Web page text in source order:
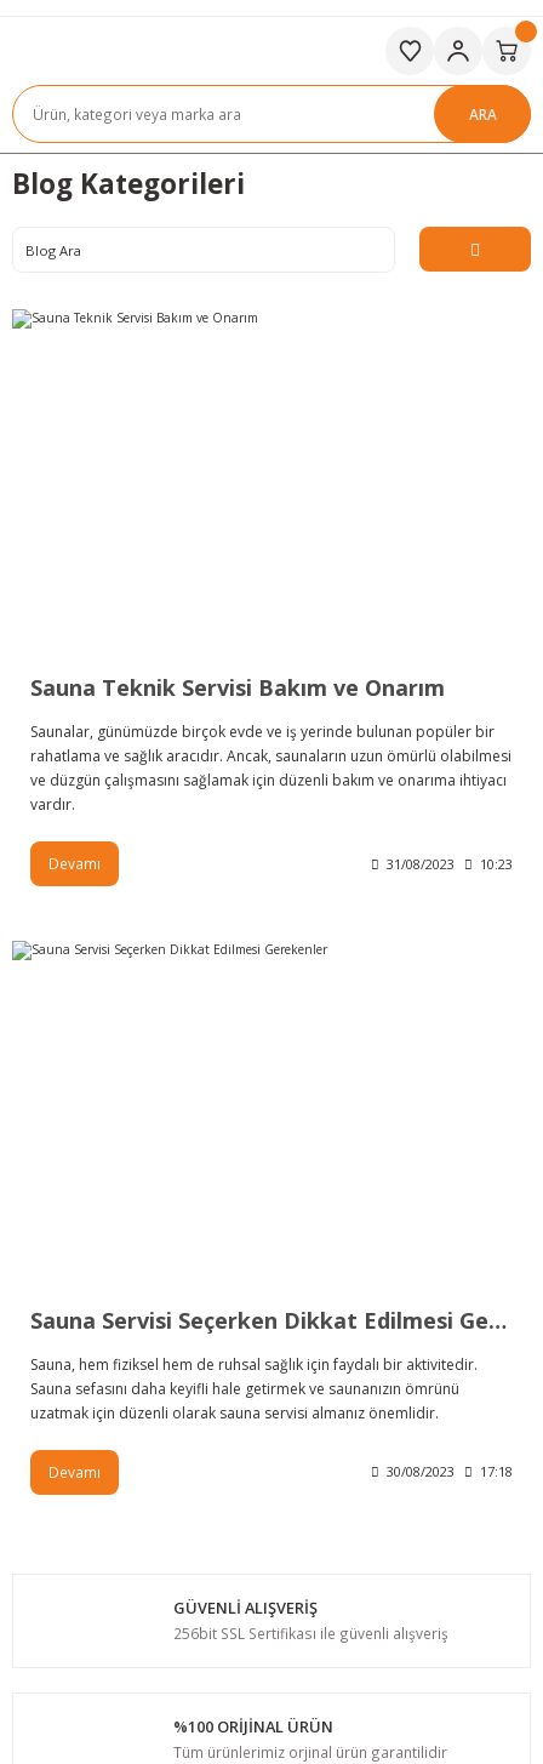
ARA
Blog Kategorileri
Sauna Teknik Servisi Bakım ve Onarım
Saunalar, günümüzde birçok evde ve iş yerinde bulunan popüler bir
rahatlama ve sağlık aracıdır. Ancak, saunaların uzun ömürlü olabilmesi
ve düzgün çalışmasını sağlamak için düzenli bakım ve onarıma ihtiyacı
vardır.
Devamı 31/08/2023 10:23
Sauna Servisi Seçerken Dikkat Edilmesi Gerekenler
Sauna, hem fiziksel hem de ruhsal sağlık için faydalı bir aktivitedir.
Sauna sefasını daha keyifli hale getirmek ve saunanızın ömrünü
uzatmak için düzenli olarak sauna servisi almanız önemlidir.
Devamı 30/08/2023 17:18
GÜVENLİ ALIŞVERİŞ
256bit SSL Sertifikası ile güvenli alışveriş
%100 ORİJİNAL ÜRÜN
Tüm ürünlerimiz orjinal ürün garantilidir